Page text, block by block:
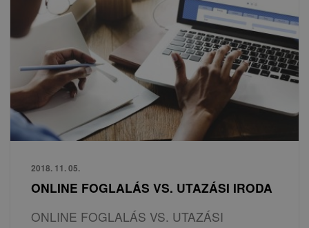
2018. 11. 05.
ONLINE FOGLALÁS VS. UTAZÁSI IRODA
ONLINE FOGLALÁS VS. UTAZÁSI